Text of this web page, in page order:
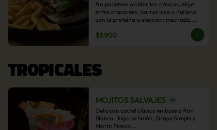
No podemos olvidar los clásicos, elige
entre chacarero, barros luco o italiano
con la proteína a elección: mechada,
acompañamiento de papas fritas.
$9.900
TROPICALES
MOJITOS SALVAJES
Delicioso coctel clásico en base a Ron
Blanco, Jugo de limón, Sirope Simple y
Menta Fresca.